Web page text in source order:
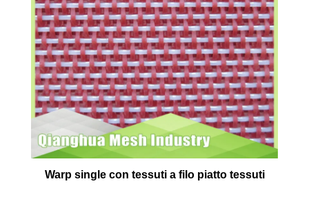
Warp single con tessuti a filo piatto tessuti